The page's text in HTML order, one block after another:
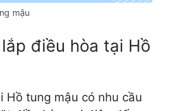
mậu
điều hòa tại Hồ
Hồ tung mậu có nhu cầu